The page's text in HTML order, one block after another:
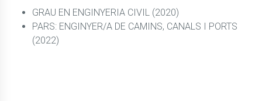
GRAU EN ENGINYERIA CIVIL (2020)
PARS: ENGINYER/A DE CAMINS, CANALS I PORTS
(2022)